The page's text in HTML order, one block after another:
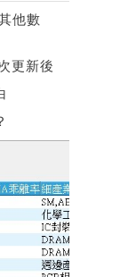
他數
更新後